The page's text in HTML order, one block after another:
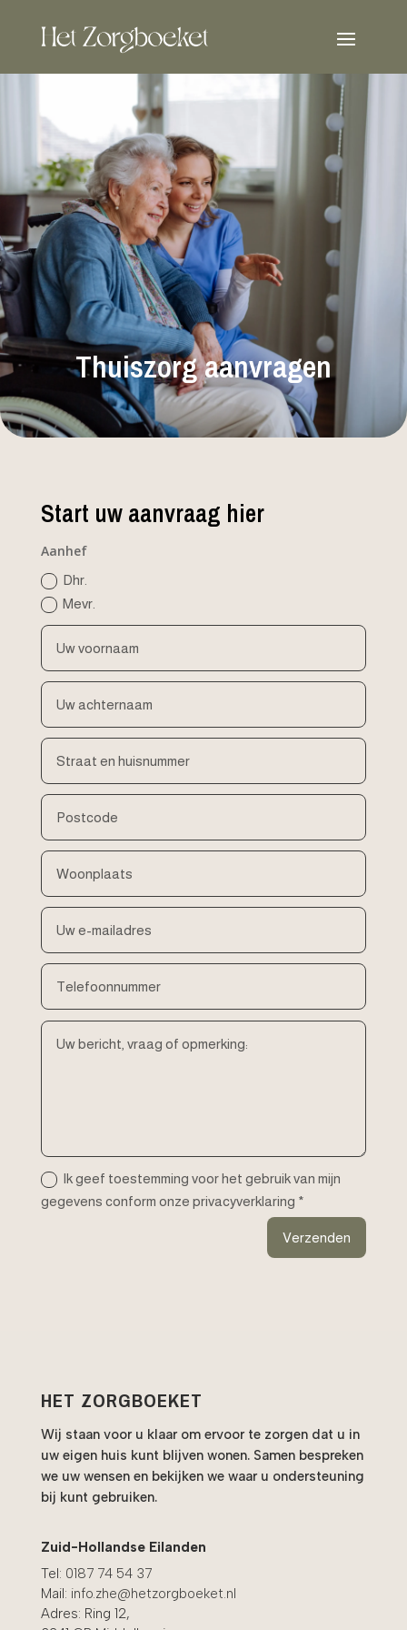
Thuiszorg aanvragen
Start uw aanvraag hier
Aanhef
Dhr.
Mevr.
Ik geef toestemming voor het gebruik van mijn
gegevens conform onze privacyverklaring *
Verzenden
HET ZORGBOEKET
Wij staan voor u klaar om ervoor te zorgen dat u in
uw eigen huis kunt blijven wonen. Samen bespreken
we uw wensen en bekijken we waar u ondersteuning
bij kunt gebruiken.
Zuid-Hollandse Eilanden
Tel: 0187 74 54 37
Mail: info.zhe@hetzorgboeket.nl
Adres: Ring 12,